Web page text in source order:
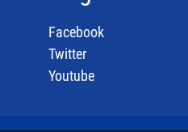
Facebook
Twitter
Youtube